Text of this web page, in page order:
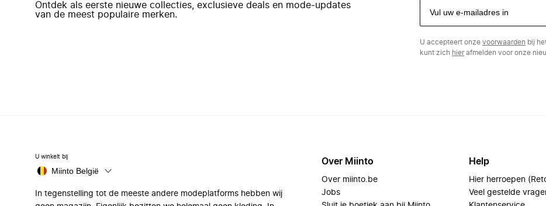
Ontdek als eerste nieuwe collecties, exclusieve deals en mode-updates
van de meest populaire merken.
U accepteert onze voorwaarden bij
kunt zich hierafmelden voor onze
U winkelt bij
Miinto België
In tegenstelling tot de meeste andere modeplatforms hebben wij
Over Miinto
Over miinto.be
Jobs
Help
Hier herroepen
Veel gestelde